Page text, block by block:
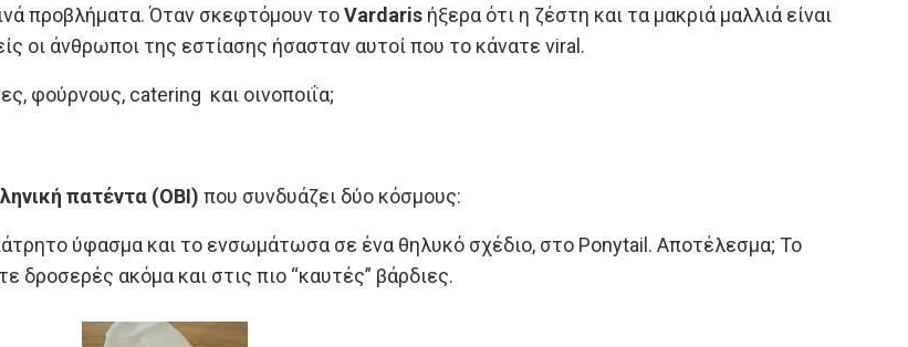
προβλήματα. Όταν σκεφτόμουν τοVardaris ήξερα ότι η ζέστη και τα μακριά μαλλιά είναι
οι άνθρωποι της εστίασης ήσασταν αυτοί που το κάνατε viral.
φούρνους, catering και οινοποιΐα;
πατέντα (ΟΒΙ) που συνδυάζει δύο κόσμους:
ύφασμα και το ενσωμάτωσα σε ένα θηλυκό σχέδιο, στο Ponytail. Αποτέλεσμα; Το
δροσερές ακόμα και στις πιο “καυτές” βάρδιες.